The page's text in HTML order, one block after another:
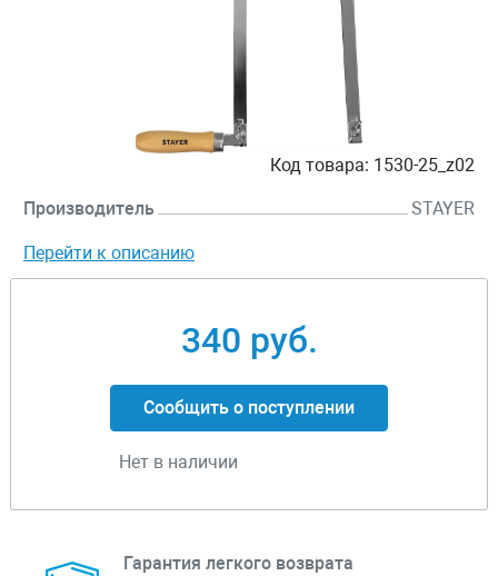
Код товара: 1530-25_z02
Производитель STAYER
Перейти к описанию
340 руб.
Сообщить о поступлении
Нет в наличии
Гарантия легкого возврата